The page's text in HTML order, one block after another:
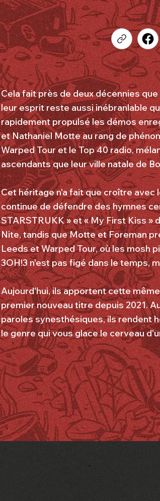
Cela fait près de deux décennies
leur esprit reste aussi inébranlable
rapidement propulsé les démos
et Nathaniel Motte au rang de
Warped Tour et le Top 40 radio,
ascendants que leur ville natale de
Cet héritage n'a fait que croître avec
continue de défendre des hymnes
STARSTRUKK » et « My First Kiss
Nite, tandis que Motte et Foreman
Leeds et Warped Tour, où les mosh
3OH!3 n'est pas figé dans le temps,
Aujourd'hui, ils apportent cette
premier nouveau titre depuis 2021.
paroles synesthésiques, ils rendent
le genre qui vous glace le cerveau